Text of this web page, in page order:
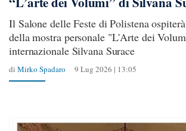
Il Salone delle Feste di Polistena
della mostra personale "L'Arte dei
internazionale Silvana Surace
di Mirko Spadaro 9 Lug 2026 | 13:05